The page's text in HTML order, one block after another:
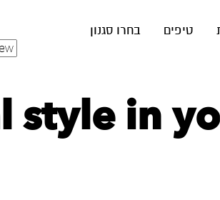
טיפים
בחרו סגנון
style in